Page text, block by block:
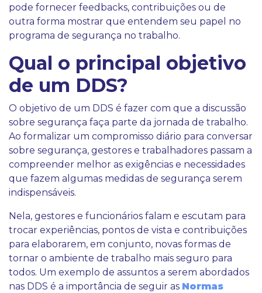
pode fornecer feedbacks, contribuições ou de
outra forma mostrar que entendem seu papel no
programa de segurança no trabalho.
Qual o principal objetivo
de um DDS?
O objetivo de um DDS é fazer com que a discussão
sobre segurança faça parte da jornada de trabalho.
Ao formalizar um compromisso diário para conversar
sobre segurança, gestores e trabalhadores passam a
compreender melhor as exigências e necessidades
que fazem algumas medidas de segurança serem
indispensáveis.
Nela, gestores e funcionários falam e escutam para
trocar experiências, pontos de vista e contribuições
para elaborarem, em conjunto, novas formas de
tornar o ambiente de trabalho mais seguro para
todos. Um exemplo de assuntos a serem abordados
nas DDS é a importância de seguir as Normas